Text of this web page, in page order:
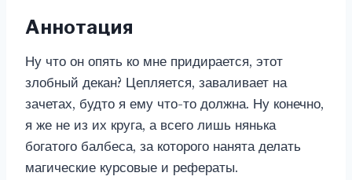
Аннотация
Ну что он опять ко мне придирается, этот
злобный декан? Цепляется, заваливает на
зачетах, будто я ему что-то должна. Ну конечно,
я же не из их круга, а всего лишь нянька
богатого балбеса, за которого нанята делать
магические курсовые и рефераты.